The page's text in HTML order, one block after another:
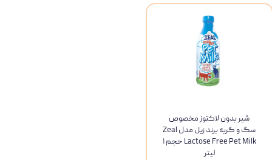
شیر بدون لاکتوز مخصوص
سگ و گربه برند زیل مدل Zeal
Lactose Free Pet Milk حجم ۱
لیتر